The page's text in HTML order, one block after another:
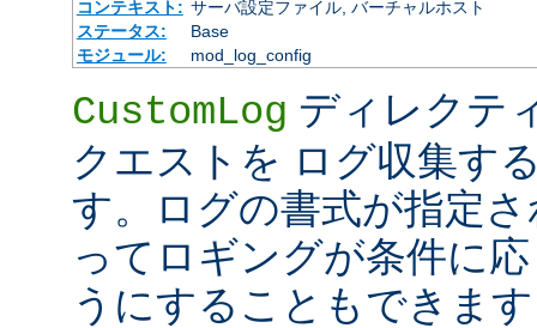
コンテキスト: サーバ設定ファイル, バーチャルホスト
ステータス:
Base
モジュール:
mod_log_config
CustomLog ディレクテ
クエストを ログ収集す
す。ログの書式が指定
ってロギングが条件に
うにすることもできま